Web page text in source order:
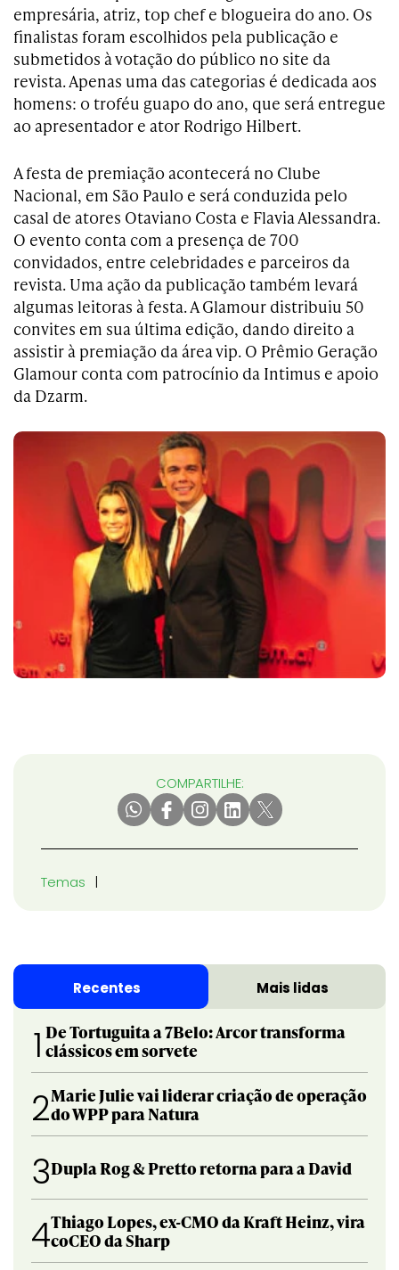
empresária, atriz, top chef e blogueira do ano. Os
finalistas foram escolhidos pela publicação e
submetidos à votação do público no site da
revista. Apenas uma das categorias é dedicada aos
homens: o troféu guapo do ano, que será entregue
ao apresentador e ator Rodrigo Hilbert.
A festa de premiação acontecerá no Clube
Nacional, em São Paulo e será conduzida pelo
casal de atores Otaviano Costa e Flavia Alessandra.
O evento conta com a presença de 700
convidados, entre celebridades e parceiros da
revista. Uma ação da publicação também levará
algumas leitoras à festa. A Glamour distribuiu 50
convites em sua última edição, dando direito a
assistir à premiação da área vip. O Prêmio Geração
Glamour conta com patrocínio da Intimus e apoio
da Dzarm.
COMPARTILHE:
Temas
Recentes Mais lidas
1 De Tortuguita a 7Belo: Arcor transforma
clássicos em sorvete
2Marie Julie vai liderar criação de operação
do WPP para Natura
3Dupla Rog & Pretto retorna para a David
4Thiago Lopes, ex-CMO da Kraft Heinz, vira
coCEO da Sharp